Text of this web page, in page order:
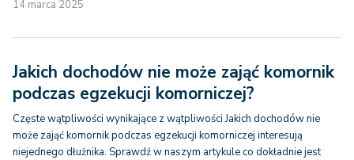
14 marca 2025
Jakich dochodów nie może zająć komornik
podczas egzekucji komorniczej?
Częste wątpliwości wynikające z wątpliwości Jakich dochodów nie
może zająć komornik podczas egzekucji komorniczej interesują
niejednego dłużnika. Sprawdź w naszym artykule co dokładnie jest